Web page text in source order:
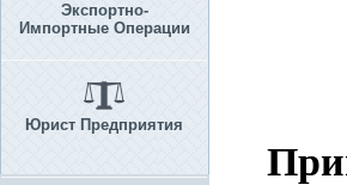
Экспортно-
Импортные Операции
Юрист Предприятия